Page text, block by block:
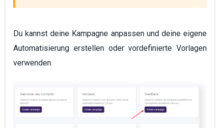
Du kannst deine Kampagne anpassen und deine eigene
Automatisierung erstellen oder vordefinierte Vorlagen
verwenden.